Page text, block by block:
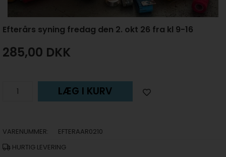
Efterårs syning fredag den 2. okt 26 fra kl 9-16
285,00 DKK
LÆG I KURV
VARENUMMER:
EFTERAAR0210
HURTIG LEVERING